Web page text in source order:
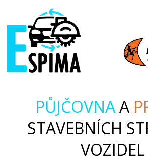
PŮJČOVNAA
STAVEBNÍCH
VOZIDEL